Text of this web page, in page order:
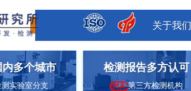
关于我们
多个城市
实验室分支
检测报告多方认可
第三方检测机构